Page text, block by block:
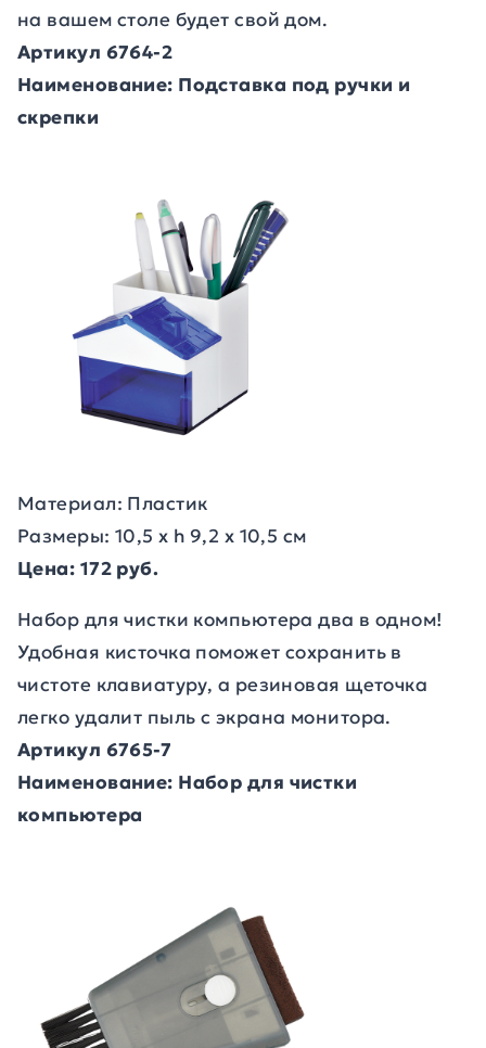
на вашем столе будет свой дом.
Артикул 6764-2
Наименование: Подставка под ручки и
скрепки
Материал: Пластик
Размеры: 10,5 х h 9,2 х 10,5 см
Цена: 172 руб.
Набор для чистки компьютера два в одном!
Удобная кисточка поможет сохранить в
чистоте клавиатуру, а резиновая щеточка
легко удалит пыль с экрана монитора.
Артикул 6765-7
Наименование: Набор для чистки
компьютера